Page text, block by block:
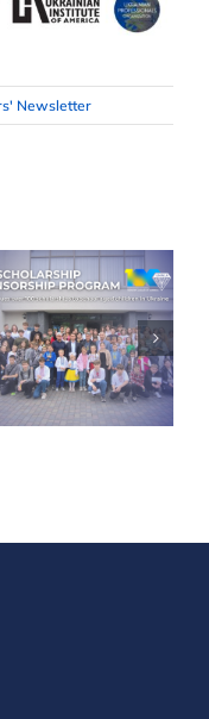
Newsletter
UNWLA
Reach More
Children
Across
Ukraine